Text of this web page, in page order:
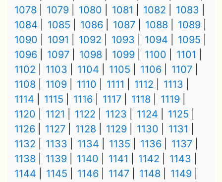
1078
1079 1080 1081 1082
1083
1084
1085 1086 1087 1088
1089
1090
1091 1092 1093 1094
1095
1096
1097 1098 1099 1100
1101
1102
1103 1104 1105 1106
1107
1108
1109 1110 1111 1112
1113
1114
1115 1116 1117 1118
1119
1120
1121 1122 1123 1124
1125
1126
1127 1128 1129 1130
1131
1132
1133 1134 1135 1136
1137
1138
1139 1140 1141 1142
1143
1144
1145 1146 1147 1148
1149